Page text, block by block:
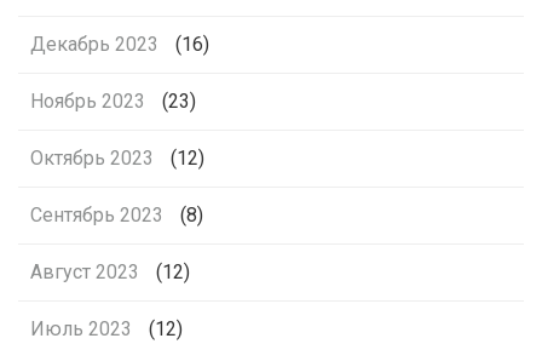
Декабрь 2023 (16)
Ноябрь 2023 (23)
Октябрь 2023 (12)
Сентябрь 2023 (8)
Август 2023 (12)
Июль 2023 (12)